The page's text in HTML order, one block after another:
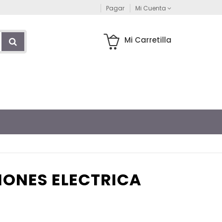
Pagar Mi Cuenta
Mi Carretilla
ELECTRICA